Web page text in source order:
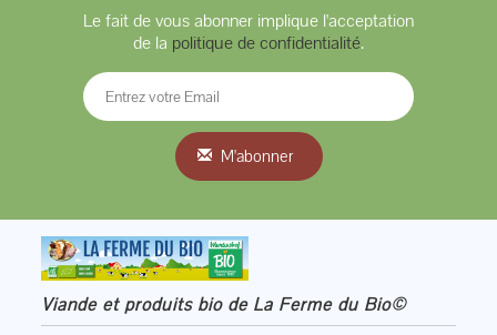
Le fait de vous abonner implique l'acceptation
de la politique de confidentialité.
M'abonner
Viande et produits bio de La Ferme du Bio©